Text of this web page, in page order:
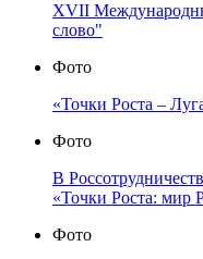
XVII
слово"
Фото
«Точки Роста –
Фото
В
«Точки Роста: мир
Фото